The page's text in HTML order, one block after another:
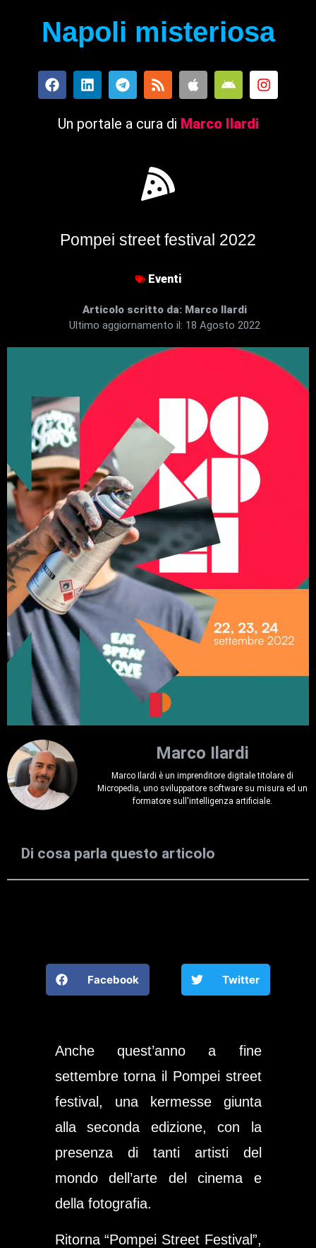
Napoli misteriosa
Un portale a cura di Marco Ilardi
Pompei street festival 2022
Eventi
Articolo scritto da: Marco Ilardi
Ultimo aggiornamento il: 18 Agosto 2022
Marco Ilardi
Marco Ilardi è un imprenditore digitale titolare di
Micropedia, uno sviluppatore software su misura ed un
formatore sull'intelligenza artificiale.
Di cosa parla questo articolo
Facebook Twitter
Anche quest’anno a fine
settembre torna il Pompei street
festival, una kermesse giunta
alla seconda edizione, con la
presenza di tanti artisti del
mondo dell’arte del cinema e
della fotografia.
Ritorna “Pompei Street Festival”,